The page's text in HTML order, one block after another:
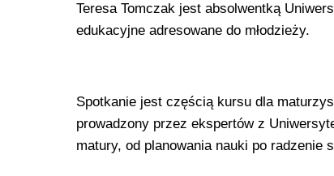
Teresa Tomczak jest absolwentką
edukacyjne adresowane do młodzieży.
Spotkanie jest częścią kursu dla
prowadzony przez ekspertów z
matury, od planowania nauki po radzenie